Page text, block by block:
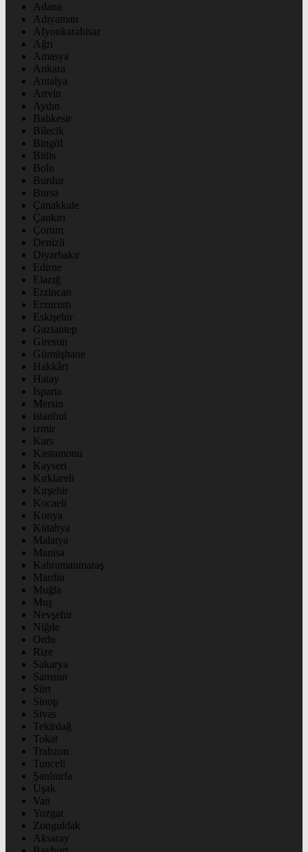
Adana
Adıyaman
Afyonkarahisar
Ağrı
Amasya
Ankara
Antalya
Artvin
Aydın
Balıkesir
Bilecik
Bingöl
Bitlis
Bolu
Burdur
Bursa
Çanakkale
Çankırı
Çorum
Denizli
Diyarbakır
Edirne
Elazığ
Erzincan
Erzurum
Eskişehir
Gaziantep
Giresun
Gümüşhane
Hakkâri
Hatay
Isparta
Mersin
istanbul
izmir
Kars
Kastamonu
Kayseri
Kırklareli
Kırşehir
Kocaeli
Konya
Kütahya
Malatya
Manisa
Kahramanmaraş
Mardin
Muğla
Muş
Nevşehir
Niğde
Ordu
Rize
Sakarya
Samsun
Siirt
Sinop
Sivas
Tekirdağ
Tokat
Trabzon
Tunceli
Şanlıurfa
Uşak
Van
Yozgat
Zonguldak
Aksaray